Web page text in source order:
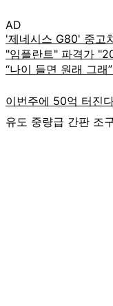
AD
유도 중량급 간판 조